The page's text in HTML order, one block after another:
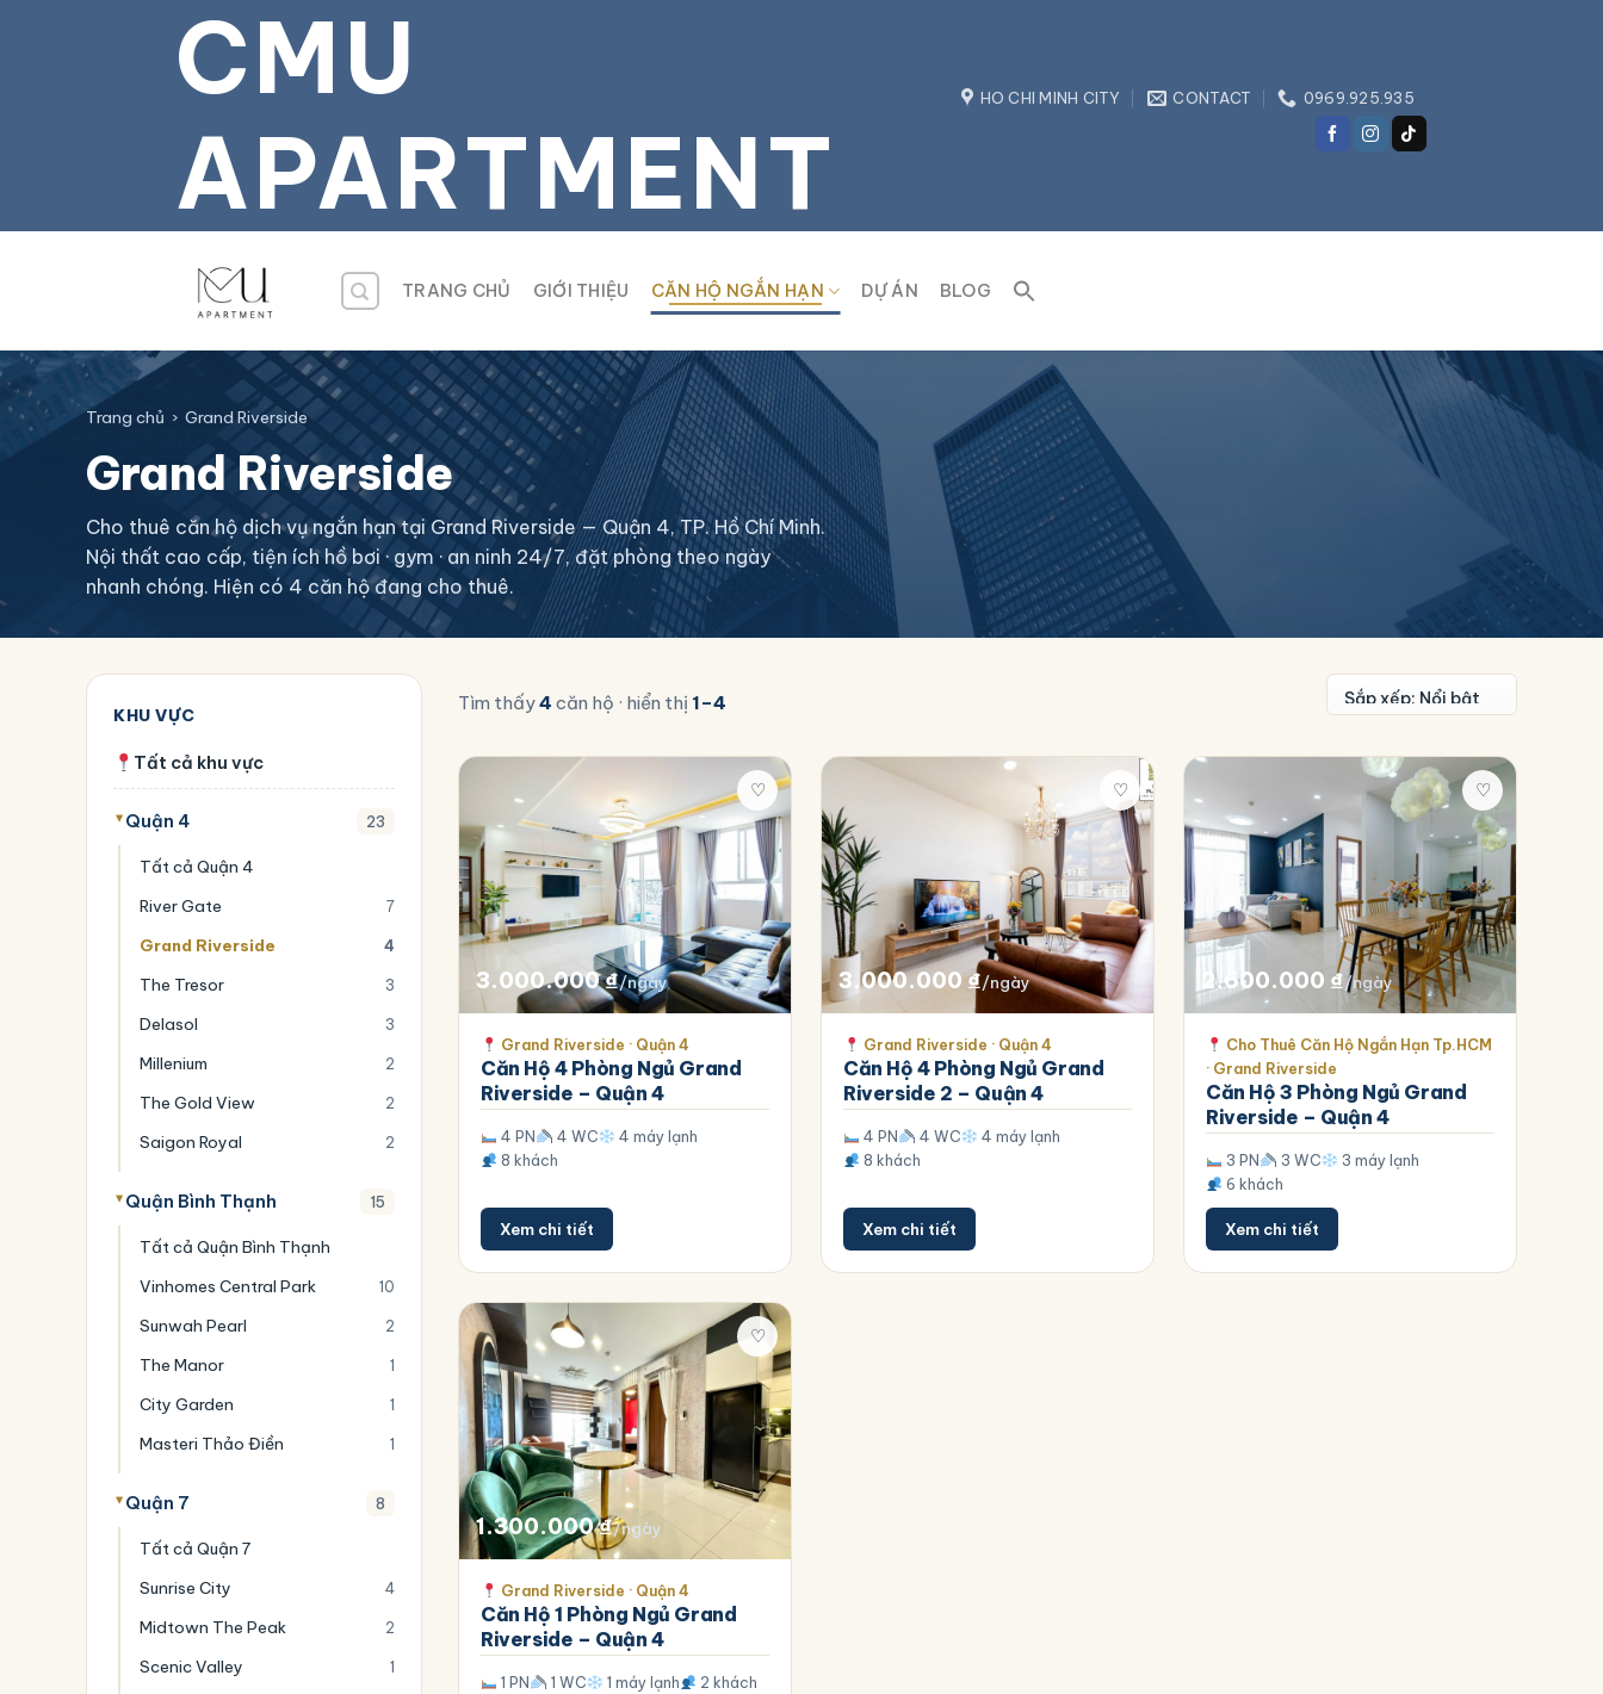
CMU
APARTMENT
HO CHI MINH CITY CONTACT 0969.925.935
TRANG CHỦ GIỚI THIỆU CĂN HỘ NGẮN HẠN DỰ ÁN BLOG
Trang chủ › Grand Riverside
Grand Riverside
Cho thuê căn hộ dịch vụ ngắn hạn tại Grand Riverside — Quận 4, TP. Hồ Chí Minh.
Nội thất cao cấp, tiện ích hồ bơi · gym · an ninh 24/7, đặt phòng theo ngày
nhanh chóng. Hiện có 4 căn hộ đang cho thuê.
KHU VỰC
Tất cả khu vực
Quận 4 23
Tất cả Quận 4
River Gate
7
Grand Riverside 4
The Tresor 3
Delasol 3
Millenium 2
The Gold View 2
Saigon Royal 2
Quận Bình Thạnh 15
Tất cả Quận Bình Thạnh
Vinhomes Central Park
10
Sunwah Pearl 2
The Manor 1
City Garden 1
Masteri Thảo Điền 1
Quận 7 8
Tất cả Quận 7
Sunrise City
4
Midtown The Peak 2
Scenic Valley 1
Tìm thấy4 căn hộ · hiển thị 1–4
♡
3.000.000₫/ngày
Grand Riverside · Quận 4
Căn Hộ 4 Phòng Ngủ Grand
Riverside – Quận 4
4 PN 4 WC
4 máy lạnh
8 khách
Xem chi tiết
♡
3.000.000₫/ngày
Grand Riverside · Quận 4
Căn Hộ 4 Phòng Ngủ Grand
Riverside 2 – Quận 4
4 PN 4 WC
4 máy lạnh
8 khách
Xem chi tiết
♡
2.600.000 ₫/ngày
Cho Thuê Căn Hộ Ngắn Hạn Tp.HCM
· Grand Riverside
Căn Hộ 3 Phòng Ngủ Grand
Riverside – Quận 4
3 PN 3 WC
3 máy lạnh
6 khách
Xem chi tiết
♡
1.300.000₫/ngày
Grand Riverside · Quận 4
Căn Hộ 1 Phòng Ngủ Grand
Riverside – Quận 4
1 PN 1 WC 1 máy lạnh 2 khách